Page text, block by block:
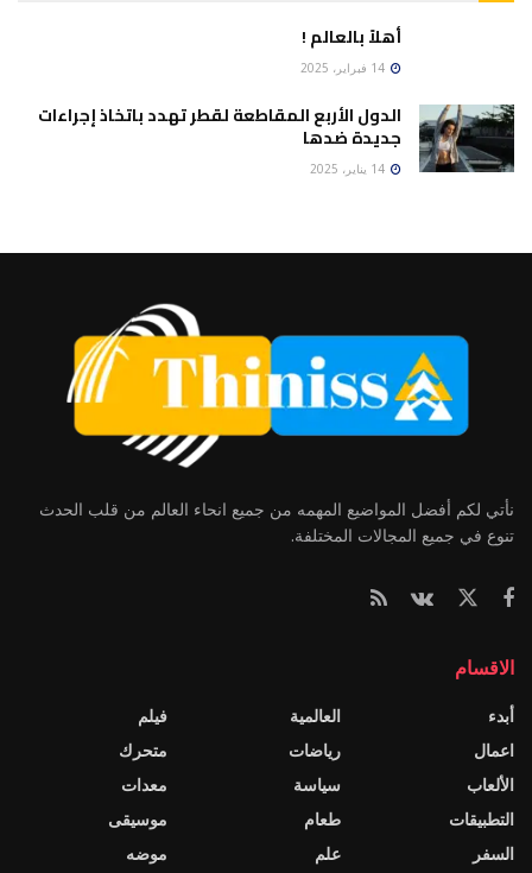
أهلاً بالعالم !
الدول الأربع المقاطعة لقطر تهدد باتخاذ إجراءات
جديدة ضدها
نأتي لكم أفضل المواضيع المهمه من جميع انحاء العالم من قلب الحدث
تنوع في جميع المجالات المختلفة.
الاقسام
أبدء
اعمال
الألعاب
التطبيقات
السفر
العالمية
رياضات
سياسة
طعام
علم
فيلم
متحرك
معدات
موسيقى
موضه